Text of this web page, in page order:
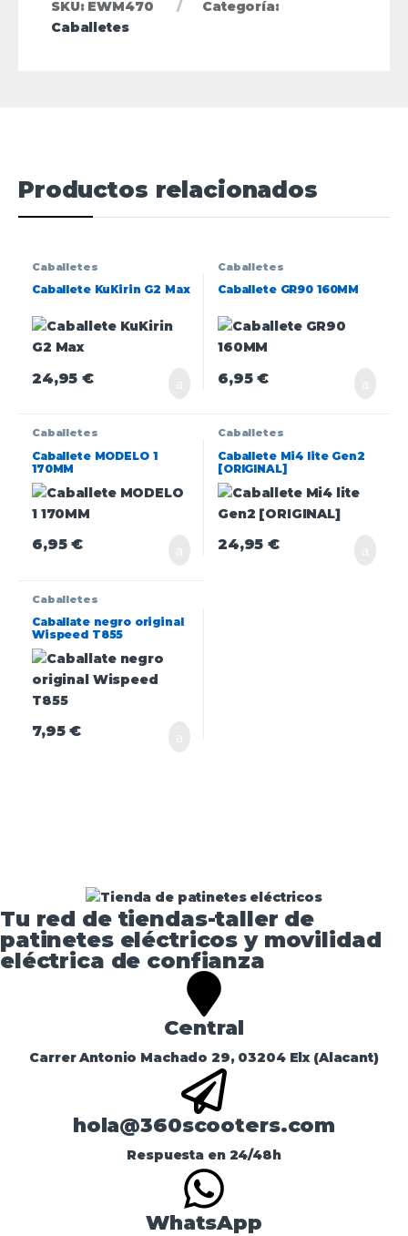
SKU: EWM470
Categoría:
Caballetes
Productos relacionados
Caballetes
Caballete KuKirin G2 Max
24,95€
Caballetes
Caballete GR90 160MM
6,95€
Caballetes
Caballete MODELO 1
170MM
6,95€
Caballetes
Caballete Mi4 lite Gen2
[ORIGINAL]
24,95€
Caballetes
Caballate negro original
Wispeed T855
7,95€
Tu red de tiendas-taller de
patinetes eléctricos y movilidad
eléctrica de confianza​
Central
Carrer Antonio Machado 29, 03204 Elx (Alacant)
hola@360scooters.com
Respuesta en 24/48h
WhatsApp